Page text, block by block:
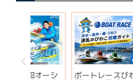
ボートレース場指定席一